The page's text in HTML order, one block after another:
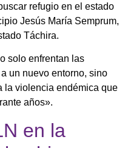
refugio en el estado
Jesús María Semprum,
Táchira.
solo enfrentan las
un nuevo entorno, sino
la violencia endémica que
años».
en la